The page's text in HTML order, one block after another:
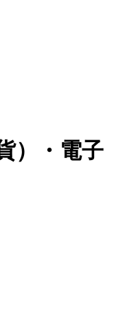
）・電子